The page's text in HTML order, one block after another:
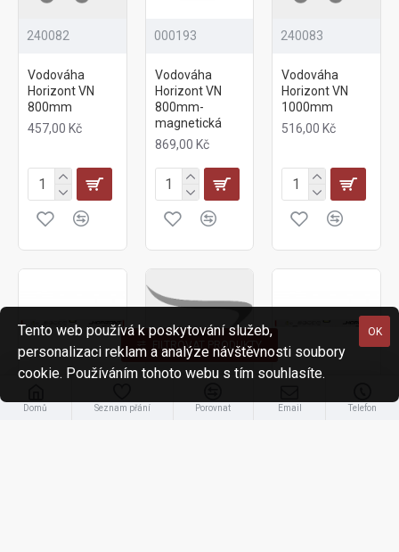
240082
Vodováha
Horizont VN
800mm
457,00 Kč
000193
Vodováha
Horizont VN
800mm-
magnetická
869,00 Kč
240083
Vodováha
Horizont VN
1000mm
516,00 Kč
Domů Seznam přání Porovnat Email Telefon
OK
Tento web používá k poskytování služeb,
personalizaci reklam a analýze návštěvnosti soubory
cookie. Používáním tohoto webu s tím souhlasíte.
FILTROVAT PRODUKTY